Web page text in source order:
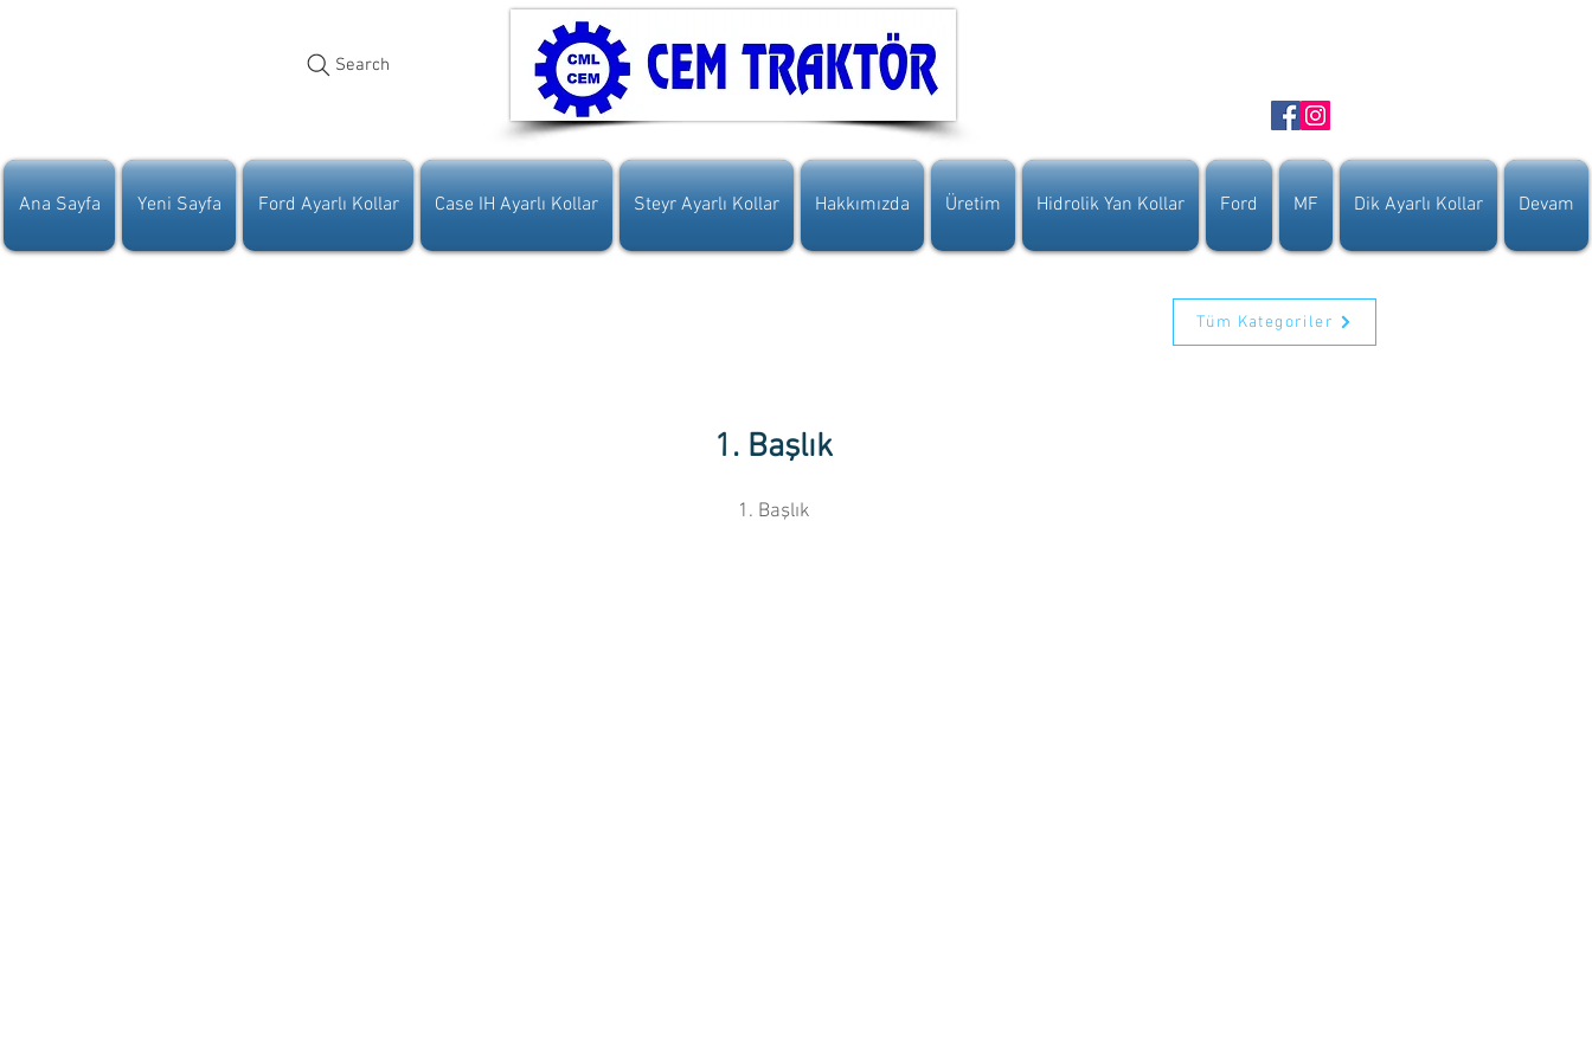
Search
Ana Sayfa Yeni Sayfa Ford Ayarlı Kollar Case IH Ayarlı Kollar Steyr Ayarlı Kollar Hakkımızda Üretim Hidrolik Yan Kollar Ford MF Dik Ayarlı Kollar Devam
Tüm Kategoriler
1. Başlık
1. Başlık